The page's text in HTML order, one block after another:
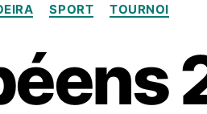
SPORT TOURNOI